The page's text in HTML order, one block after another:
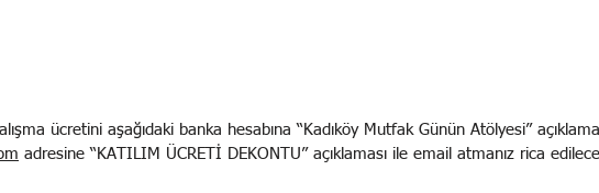
ücretini aşağıdaki banka hesabına “Kadıköy Mutfak Günün Atölyesi”
adresine “KATILIM ÜCRETİ DEKONTU” açıklaması ile email atmanız rica